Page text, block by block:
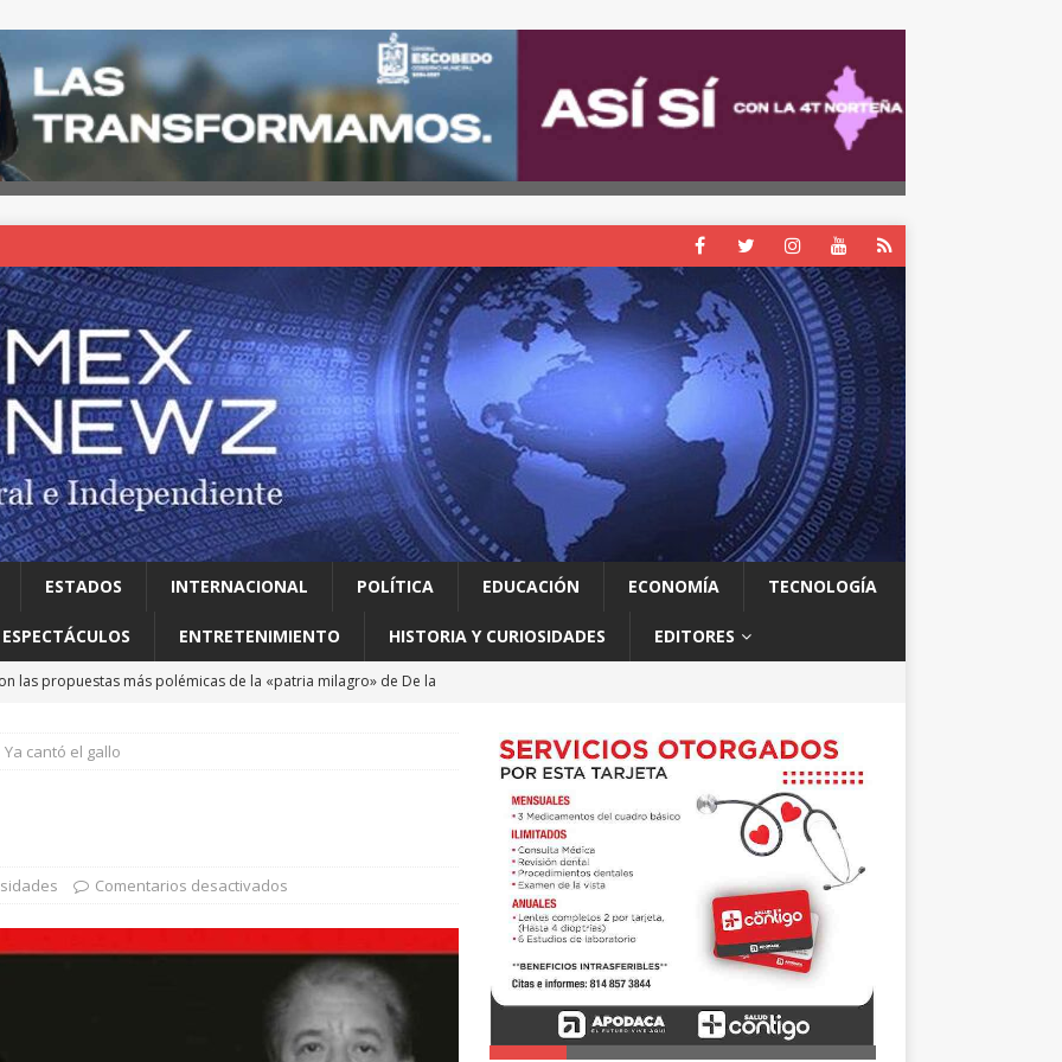
ESTADOS INTERNACIONAL POLÍTICA EDUCACIÓN ECONOMÍA TECNOLOGÍA
ESPECTÁCULOS ENTRETENIMIENTO HISTORIA Y CURIOSIDADES EDITORES
las propuestas más polémicas de la «patria milagro» de De la
Perú restablecen relaciones tras crisis diplomática
en Guadalupe Consejo Municipal de Participación de la Mujer
Ya cantó el gallo
Comentarios desactivados